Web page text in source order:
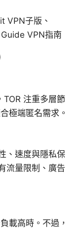
VPN子版、
VPN指南
TOR 注重多層節
極端匿名需求。
、速度與隱私保
流量限制、廣告
載高時。不過，